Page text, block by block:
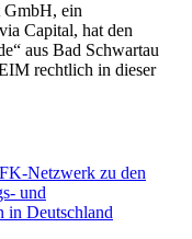
ein
Capital, hat den
aus Bad Schwartau
rechtlich in dieser
Netzwerk zu den
und
in Deutschland